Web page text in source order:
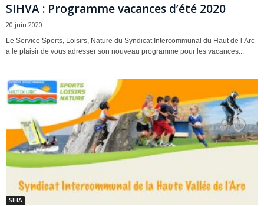
SIHVA : Programme vacances d’été 2020
20 juin 2020
Le Service Sports, Loisirs, Nature du Syndicat Intercommunal du Haut de l’Arc
a le plaisir de vous adresser son nouveau programme pour les vacances...
SIHA